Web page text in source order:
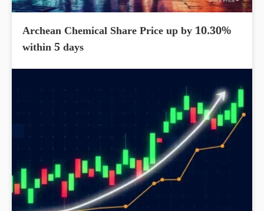
Archean Chemical Share Price up by 10.30%
within 5 days